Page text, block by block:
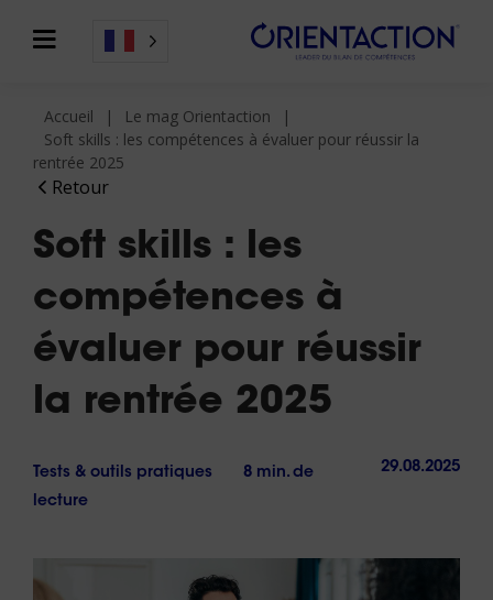
Retour
Accueil
Le mag Orientaction
Soft skills : les compétences à évaluer pour réussir la
rentrée 2025
Soft skills : les
compétences à
évaluer pour réussir
la rentrée 2025
Tests & outils pratiques
8 min. de
lecture
29.08.2025